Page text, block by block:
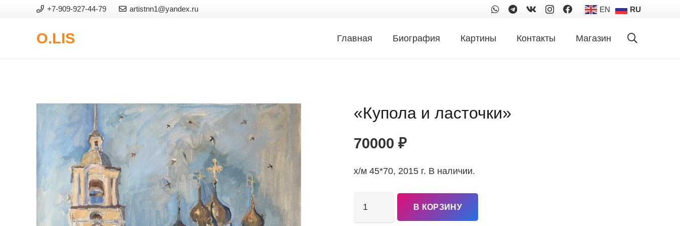
+7-909-927-44-79 artistnn1@yandex.ru EN RU
O.LIS Главная Биография Картины Контакты Магазин
«Купола и ласточки»
70000 ₽
х/м 45*70, 2015 г. В наличии.
Количество
товара
В КОРЗИНУ